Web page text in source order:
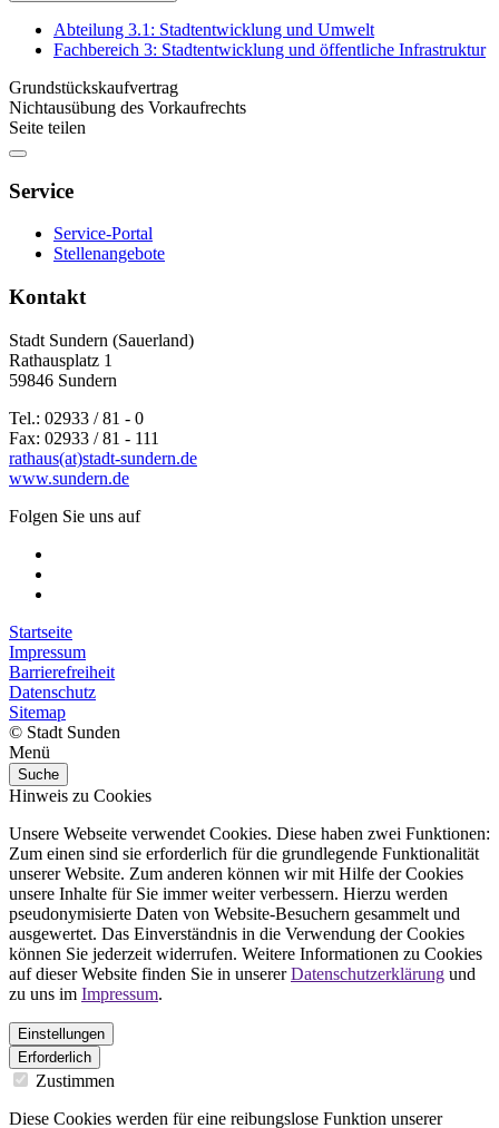
Abteilung 3.1: Stadtentwicklung und Umwelt
Fachbereich 3: Stadtentwicklung und öffentliche Infrastruktur
Grundstückskaufvertrag
Nichtausübung des Vorkaufrechts
Seite teilen
Service
Service-Portal
Stellenangebote
Kontakt
Stadt Sundern (Sauerland)
Rathausplatz 1
59846 Sundern
Tel.: 02933 / 81 - 0
Fax: 02933 / 81 - 111
rathaus(at)stadt-sundern.de
www.sundern.de
Folgen Sie uns auf
Startseite
Impressum
Barrierefreiheit
Datenschutz
Sitemap
© Stadt Sunden
Menü
Suche
Hinweis zu Cookies
Unsere Webseite verwendet Cookies. Diese haben zwei Funktionen:
Zum einen sind sie erforderlich für die grundlegende Funktionalität
unserer Website. Zum anderen können wir mit Hilfe der Cookies
unsere Inhalte für Sie immer weiter verbessern. Hierzu werden
pseudonymisierte Daten von Website-Besuchern gesammelt und
ausgewertet. Das Einverständnis in die Verwendung der Cookies
können Sie jederzeit widerrufen. Weitere Informationen zu Cookies
auf dieser Website finden Sie in unsererDatenschutzerklärung und
zu uns im Impressum.
Einstellungen
Erforderlich
Zustimmen
Diese Cookies werden für eine reibungslose Funktion unserer